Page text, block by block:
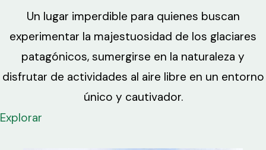
Un lugar imperdible para quienes buscan
experimentar la majestuosidad de los glaciares
patagónicos, sumergirse en la naturaleza y
disfrutar de actividades al aire libre en un entorno
único y cautivador.
Explorar